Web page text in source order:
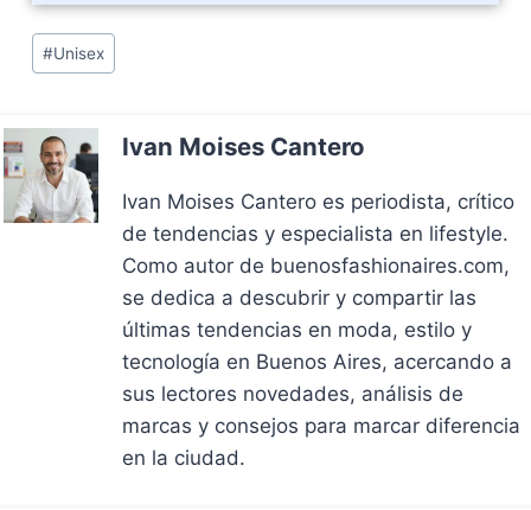
Post
Tags:
#Unisex
Ivan Moises Cantero
Ivan Moises Cantero es periodista, crítico
de tendencias y especialista en lifestyle.
Como autor de buenosfashionaires.com,
se dedica a descubrir y compartir las
últimas tendencias en moda, estilo y
tecnología en Buenos Aires, acercando a
sus lectores novedades, análisis de
marcas y consejos para marcar diferencia
en la ciudad.